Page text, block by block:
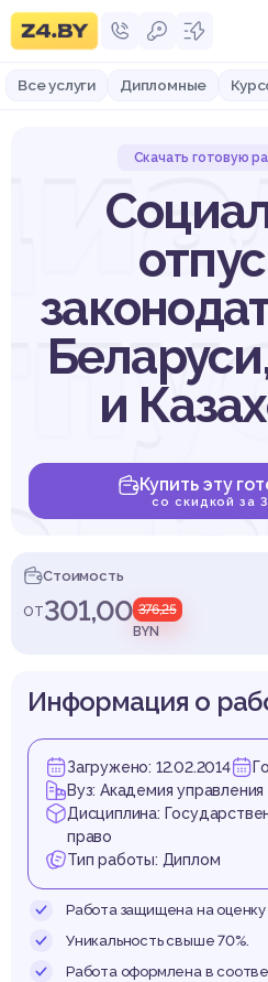
Все услуги Дипломные
Скачать готовую
и
Купить эту
со скидкой за
Стоимость
от301,00 376,25
BYN
Информация о
Загружено: 12.02.2014
Вуз: Академия
Дисциплина:
право
Тип работы: Диплом
Работа защищена на оценку
Уникальность свыше 70%.
Работа оформлена в